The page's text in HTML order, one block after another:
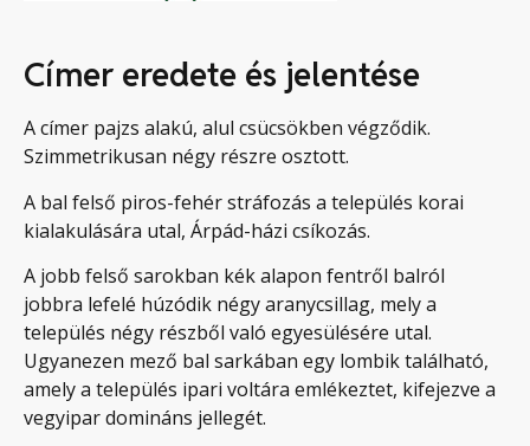
Címer eredete és jelentése
A címer pajzs alakú, alul csücsökben végződik.
Szimmetrikusan négy részre osztott.
A bal felső piros-fehér stráfozás a település korai
kialakulására utal, Árpád-házi csíkozás.
A jobb felső sarokban kék alapon fentről balról
jobbra lefelé húzódik négy aranycsillag, mely a
település négy részből való egyesülésére utal.
Ugyanezen mező bal sarkában egy lombik található,
amely a település ipari voltára emlékeztet, kifejezve a
vegyipar domináns jellegét.